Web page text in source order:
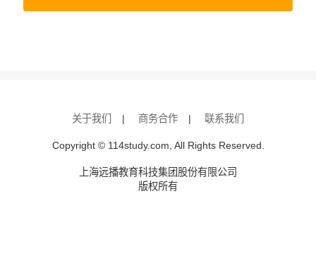
关于我们 | 商务合作 | 联系我们
Copyright © 114study.com, All Rights Reserved.
上海远播教育科技集团股份有限公司
版权所有